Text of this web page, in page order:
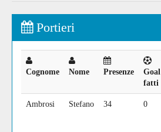
Portieri
Cognome Nome Presenze
Goal
fatti
Ambrosi Stefano 34 0